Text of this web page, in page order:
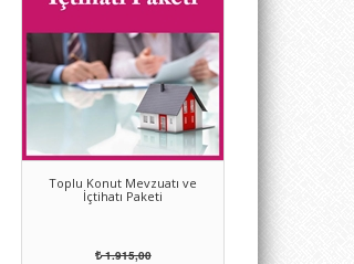
Toplu Konut Mevzuatı ve
İçtihatı Paketi
1.915,00